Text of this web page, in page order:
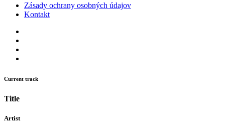
Zásady ochrany osobných údajov
Kontakt
Current track
Title
Artist